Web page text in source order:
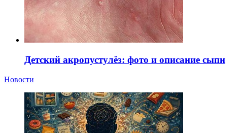
Детский акропустулёз: фото и описание сыпи
Новости